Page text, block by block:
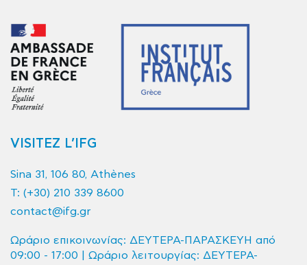
VISITEZ L’IFG
Sina 31, 106 80, Athènes
T: (+30) 210 339 8600
contact@ifg.gr
Ωράριο επικοινωνίας: ΔΕΥΤΕΡΑ-ΠΑΡΑΣΚΕΥΗ από
09:00 - 17:00 | Ωράριο λειτουργίας: ΔΕΥΤΕΡΑ-